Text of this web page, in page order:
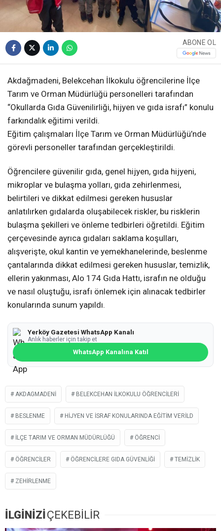
ABONE OL
Akdağmadeni, Belekcehan İlkokulu öğrencilerine İlçe
Tarım ve Orman Müdürlüğü personelleri tarafından
“Okullarda Gıda Güvenilirliği, hijyen ve gıda israfı” konulu
farkındalık eğitimi verildi.
Eğitim çalışmaları İlçe Tarım ve Orman Müdürlüğü’nde
görevli personeller tarafından gerçekleştirildi.
Öğrencilere güvenilir gıda, genel hijyen, gıda hijyeni,
mikroplar ve bulaşma yolları, gıda zehirlenmesi,
belirtileri ve dikkat edilmesi gereken hususlar
anlatılırken gıdalarda oluşabilecek riskler, bu risklerin
bulaşma şekilleri ve önleme tedbirleri öğretildi. Eğitim
çerçevesinde ayrıca gıdaları saklama koşulları,
alışverişte, okul kantin ve yemekhanelerinde, beslenme
çantalarında dikkat edilmesi gereken hususlar, temizlik,
ellerin yakınması, Alo 174 Gıda Hattı, israfın ne olduğu
ve nasıl oluştuğu, israfı önlemek için alınacak tedbirler
konularında sunum yapıldı.
Yerköy Gazetesi WhatsApp Kanalı
Anlık haberler için takip et
WhatsApp Kanalına Katıl
AKDAGMADENI BELEKCEHAN İLKOKULU ÖĞRENCILERI
BESLENME HIJYEN VE İSRAF KONULARINDA EĞITIM VERILD
İLÇE TARIM VE ORMAN MÜDÜRLÜĞÜ ÖĞRENCI
ÖĞRENCILER ÖĞRENCILERE GIDA GÜVENLIĞI TEMIZLIK
ZEHIRLENME
İLGİNİZİÇEKEBİLİR